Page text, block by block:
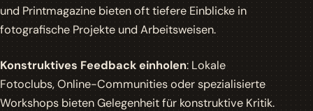
und Printmagazine bieten oft tiefere Einblicke in
fotografische Projekte und Arbeitsweisen.
Konstruktives Feedback einholen: Lokale
Fotoclubs, Online-Communities oder spezialisierte
Workshops bieten Gelegenheit für konstruktive Kritik.